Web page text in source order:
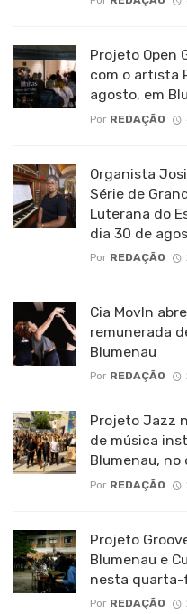
Projeto Open
com o artista
agosto, em
Por REDAÇÃO
Organista
Série de
Luterana do
dia 30 de
Por REDAÇÃO
Cia MovIn
remunerada
Blumenau
Por REDAÇÃO
Projeto Jazz
de música
Blumenau, no
Por REDAÇÃO
Projeto
Blumenau e
nesta quarta-
Por REDAÇÃO